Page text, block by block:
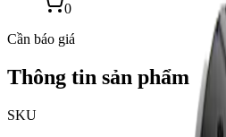
0
Cần báo giá
Thông tin sản phẩm
SKU